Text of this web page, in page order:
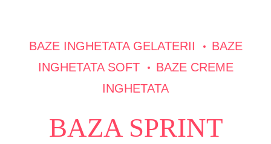
BAZE INGHETATA GELATERII
BAZE
INGHETATA SOFT
BAZE CREME
INGHETATA
BAZA SPRINT